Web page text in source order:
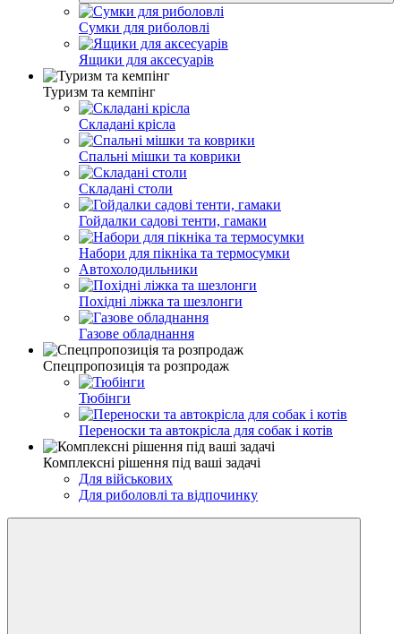
Сумки для риболовлі
Ящики для аксесуарів
Туризм та кемпінг
Складані крісла
Спальні мішки та коврики
Складані столи
Гойдалки садові тенти, гамаки
Набори для пікніка та термосумки
Автохолодильники
Похідні ліжка та шезлонги
Газове обладнання
Спецпропозиція та розпродаж
Тюбінги
Переноски та автокрісла для собак і котів
Комплексні рішення під ваші задачі
Для військових
Для риболовлі та відпочинку